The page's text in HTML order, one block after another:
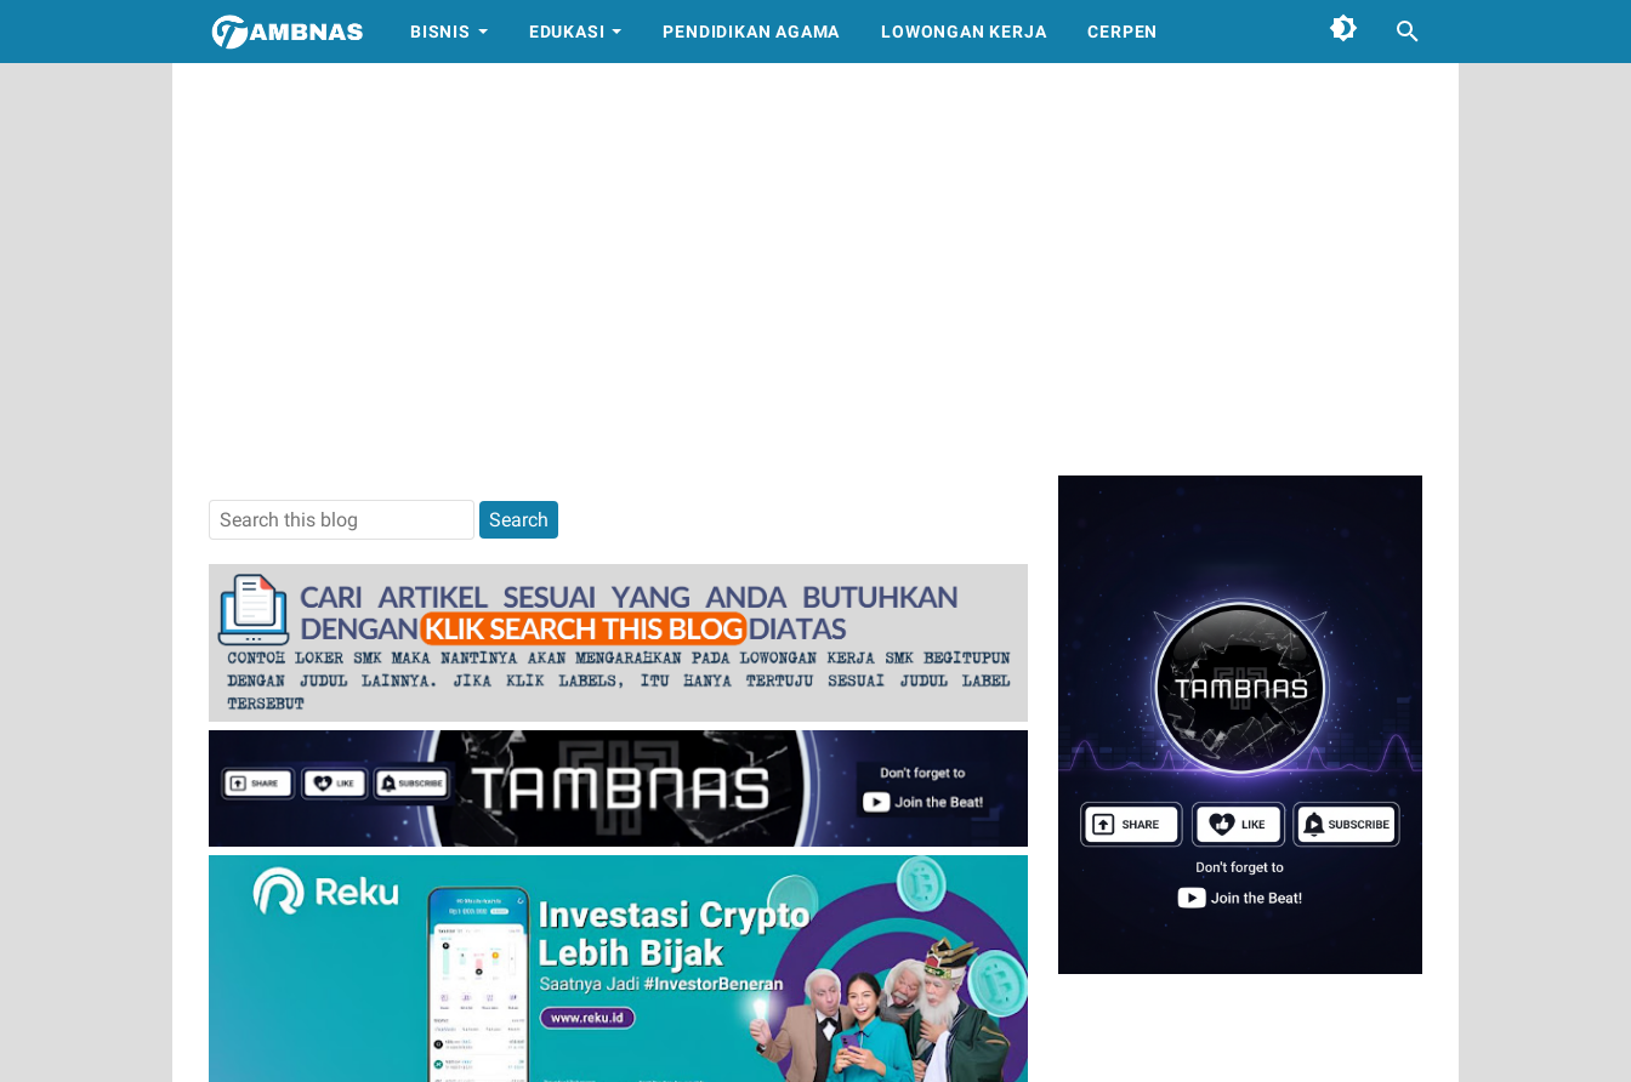
BISNIS EDUKASI PENDIDIKAN AGAMA LOWONGAN KERJA CERPEN